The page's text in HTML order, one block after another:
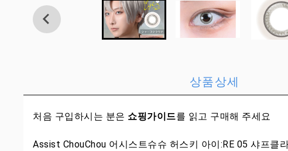
상품상세
처음 구입하시는 분은 쇼핑가이드를 읽고 구매해 주세요
Assist ChouChou 어시스트슈슈 허스키 아이:RE 05 샤프클